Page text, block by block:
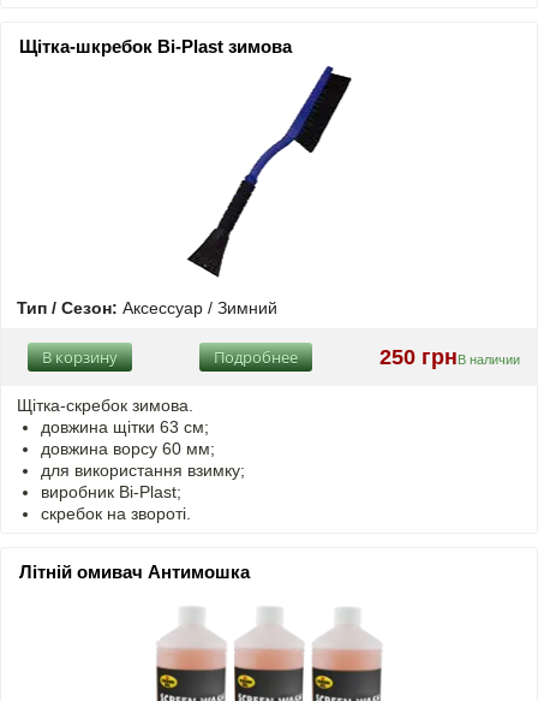
Щітка-шкребок Bi-Plast зимова
Тип / Сезон: Аксессуар / Зимний
250 грнВ наличии
Подробнее
В корзину
Щітка-скребок зимова.
довжина щітки 63 см;
довжина ворсу 60 мм;
для використання взимку;
виробник Bi-Plast;
скребок на звороті.
Літній омивач Антимошка